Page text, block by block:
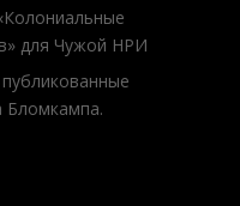
для Чужой НРИ
Бломкампа.